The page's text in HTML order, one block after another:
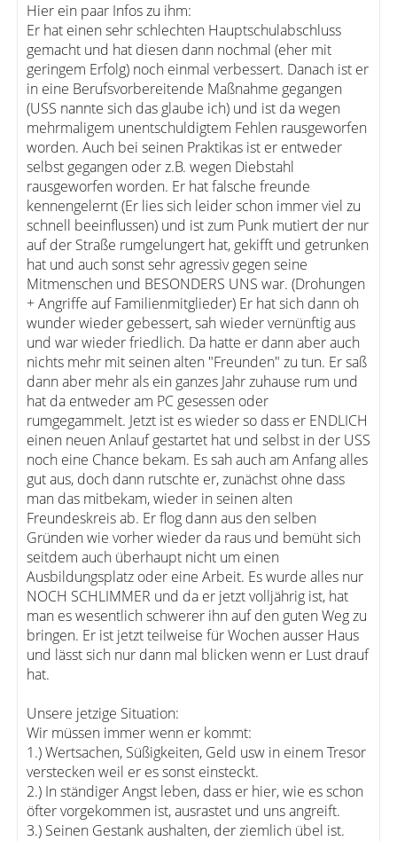
Hier ein paar Infos zu ihm:
Er hat einen sehr schlechten Hauptschulabschluss
gemacht und hat diesen dann nochmal (eher mit
geringem Erfolg) noch einmal verbessert. Danach ist er
in eine Berufsvorbereitende Maßnahme gegangen
(USS nannte sich das glaube ich) und ist da wegen
mehrmaligem unentschuldigtem Fehlen rausgeworfen
worden. Auch bei seinen Praktikas ist er entweder
selbst gegangen oder z.B. wegen Diebstahl
rausgeworfen worden. Er hat falsche freunde
kennengelernt (Er lies sich leider schon immer viel zu
schnell beeinflussen) und ist zum Punk mutiert der nur
auf der Straße rumgelungert hat, gekifft und getrunken
hat und auch sonst sehr agressiv gegen seine
Mitmenschen und BESONDERS UNS war. (Drohungen
+ Angriffe auf Familienmitglieder) Er hat sich dann oh
wunder wieder gebessert, sah wieder vernünftig aus
und war wieder friedlich. Da hatte er dann aber auch
nichts mehr mit seinen alten "Freunden" zu tun. Er saß
dann aber mehr als ein ganzes Jahr zuhause rum und
hat da entweder am PC gesessen oder
rumgegammelt. Jetzt ist es wieder so dass er ENDLICH
einen neuen Anlauf gestartet hat und selbst in der USS
noch eine Chance bekam. Es sah auch am Anfang alles
gut aus, doch dann rutschte er, zunächst ohne dass
man das mitbekam, wieder in seinen alten
Freundeskreis ab. Er flog dann aus den selben
Gründen wie vorher wieder da raus und bemüht sich
seitdem auch überhaupt nicht um einen
Ausbildungsplatz oder eine Arbeit. Es wurde alles nur
NOCH SCHLIMMER und da er jetzt volljährig ist, hat
man es wesentlich schwerer ihn auf den guten Weg zu
bringen. Er ist jetzt teilweise für Wochen ausser Haus
und lässt sich nur dann mal blicken wenn er Lust drauf
hat.
Unsere jetzige Situation:
Wir müssen immer wenn er kommt:
1.) Wertsachen, Süßigkeiten, Geld usw in einem Tresor
verstecken weil er es sonst einsteckt.
2.) In ständiger Angst leben, dass er hier, wie es schon
öfter vorgekommen ist, ausrastet und uns angreift.
3.) Seinen Gestank aushalten, der ziemlich übel ist.